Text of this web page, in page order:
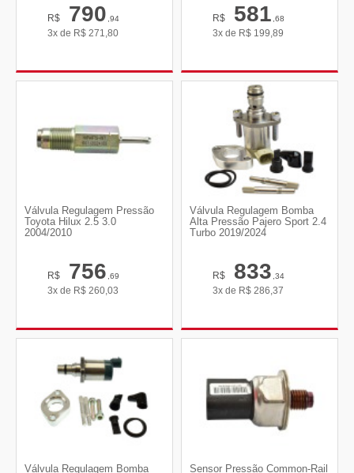
R$ 790,94
3x de R$ 271,80
R$ 581,68
3x de R$ 199,89
Válvula Regulagem Pressão
Toyota Hilux 2.5 3.0
2004/2010
R$ 756,69
3x de R$ 260,03
Válvula Regulagem Bomba
Alta Pressão Pajero Sport 2.4
Turbo 2019/2024
R$ 833,34
3x de R$ 286,37
Válvula Regulagem Bomba Sensor Pressão Common-Rail